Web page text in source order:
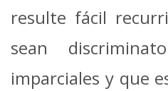
resulte fácil
sean
imparciales y que